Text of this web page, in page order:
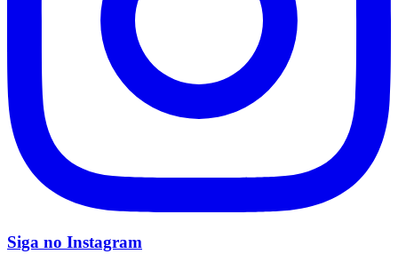
Vasco
Siga no Instagram